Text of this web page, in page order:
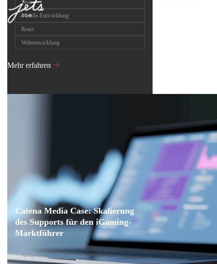
Java
Mobile-Entwicklung
React
Webentwicklung
Mehr erfahren
Catena Media Case: Skalierung
des Supports für den iGaming-
Marktführer
AWS